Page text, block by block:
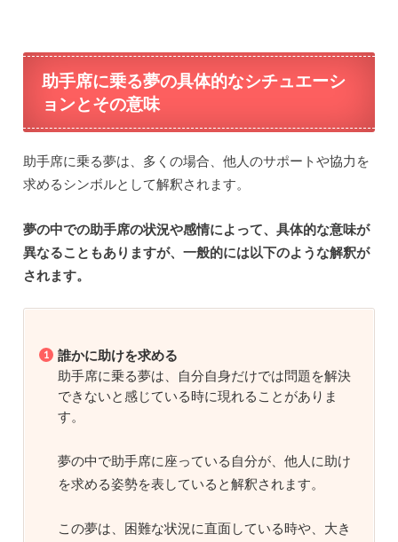
助手席に乗る夢の具体的なシチュエーシ
ョンとその意味
助手席に乗る夢は、多くの場合、他人のサポートや協力を
求めるシンボルとして解釈されます。
夢の中での助手席の状況や感情によって、具体的な意味が
異なることもありますが、一般的には以下のような解釈が
されます。
誰かに助けを求める
助手席に乗る夢は、自分自身だけでは問題を解決
できないと感じている時に現れることがありま
す。
夢の中で助手席に座っている自分が、他人に助け
を求める姿勢を表していると解釈されます。
この夢は、困難な状況に直面している時や、大き